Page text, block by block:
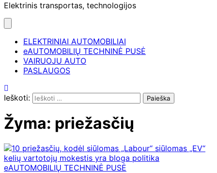
Elektrinis transportas, technologijos
ELEKTRINIAI AUTOMOBILIAI
eAUTOMOBILIŲ TECHNINĖ PUSĖ
VAIRUOJU AUTO
PASLAUGOS
Ieškoti:
Žyma: priežasčių
eAUTOMOBILIŲ TECHNINĖ PUSĖ